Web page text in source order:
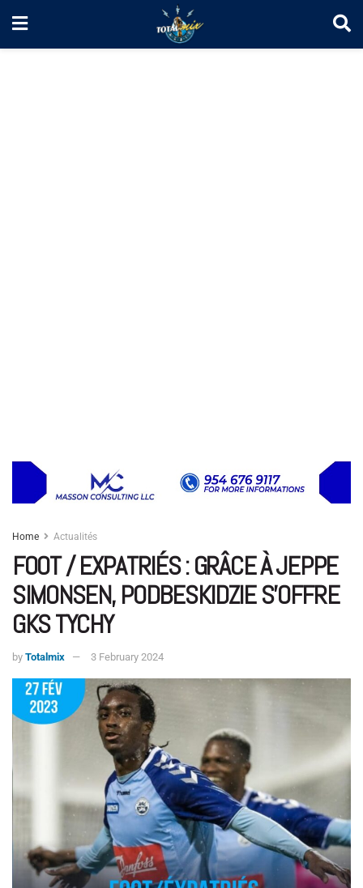
Home Actualités
FOOT / EXPATRIÉS : GRÂCE À JEPPE
SIMONSEN, PODBESKIDZIE S’OFFRE
GKS TYCHY
by Totalmix 3 February 2024